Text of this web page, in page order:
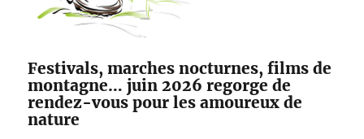
Festivals, marches nocturnes, films de
montagne… juin 2026 regorge de
rendez-vous pour les amoureux de
nature